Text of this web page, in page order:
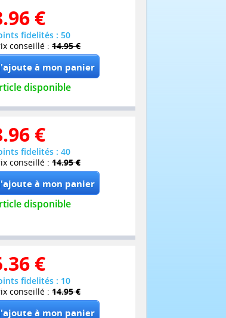
€
fidelités : 50
conseillé : 14.95 €
disponible
€
fidelités : 40
conseillé : 14.95 €
disponible
€
fidelités : 10
conseillé : 14.95 €